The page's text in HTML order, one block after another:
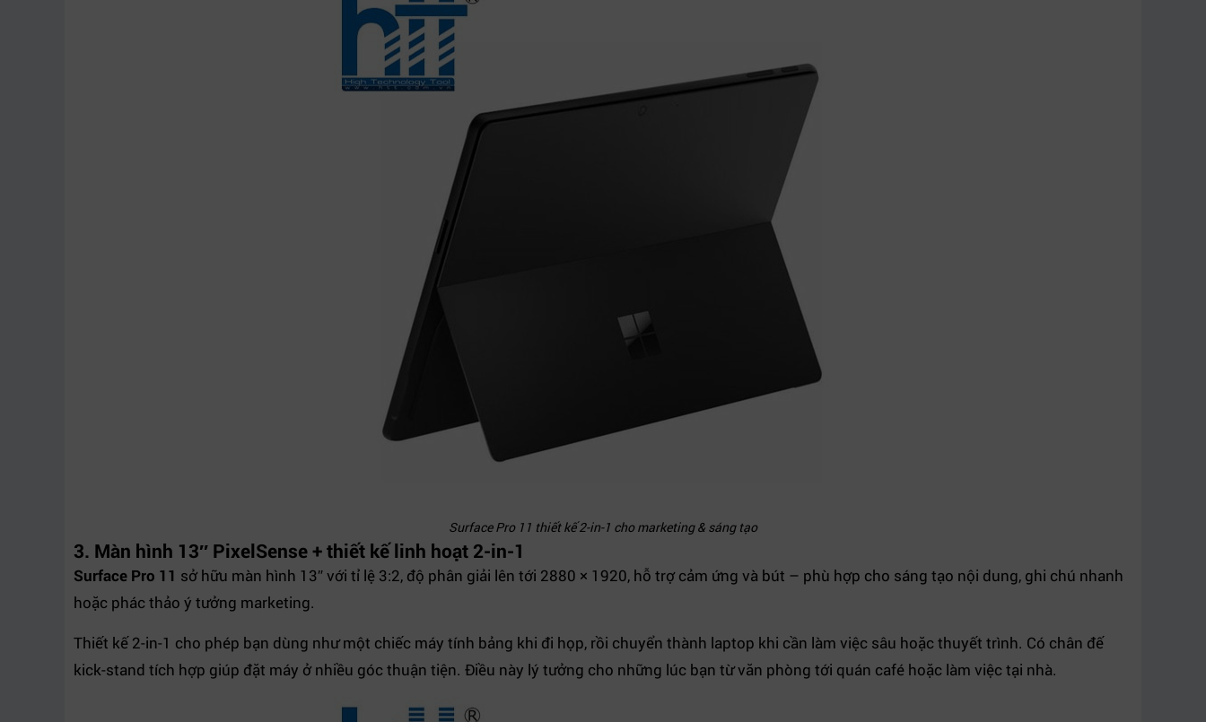
Surface Pro 11 thiết kế 2-in-1 cho marketing & sáng tạo
3. Màn hình 13″ PixelSense + thiết kế linh hoạt 2-in-1
Surface Pro 11 sở hữu màn hình 13″ với tỉ lệ 3:2, độ phân giải lên tới 2880 × 1920, hỗ trợ cảm ứng và bút – phù hợp cho sáng tạo nội dung, ghi chú nhanh
hoặc phác thảo ý tưởng marketing.
Thiết kế 2-in-1 cho phép bạn dùng như một chiếc máy tính bảng khi đi họp, rồi chuyển thành laptop khi cần làm việc sâu hoặc thuyết trình. Có chân đế
kick-stand tích hợp giúp đặt máy ở nhiều góc thuận tiện. Điều này lý tưởng cho những lúc bạn từ văn phòng tới quán café hoặc làm việc tại nhà.